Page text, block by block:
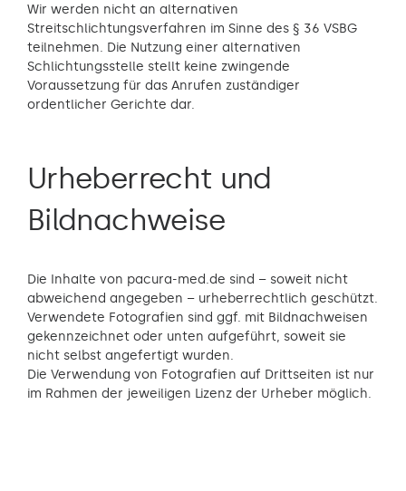
Wir werden nicht an alternativen
Streitschlichtungsverfahren im Sinne des § 36 VSBG
teilnehmen. Die Nutzung einer alternativen
Schlichtungsstelle stellt keine zwingende
Voraussetzung für das Anrufen zuständiger
ordentlicher Gerichte dar.
Urheberrecht und
Bildnachweise
Die Inhalte von pacura-med.de sind – soweit nicht
abweichend angegeben – urheberrechtlich geschützt.
Verwendete Fotografien sind ggf. mit Bildnachweisen
gekennzeichnet oder unten aufgeführt, soweit sie
nicht selbst angefertigt wurden.
Die Verwendung von Fotografien auf Drittseiten ist nur
im Rahmen der jeweiligen Lizenz der Urheber möglich.